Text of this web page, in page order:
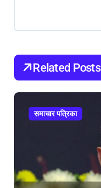
i
g
a
t
Related Posts
समाचार पत्रिका